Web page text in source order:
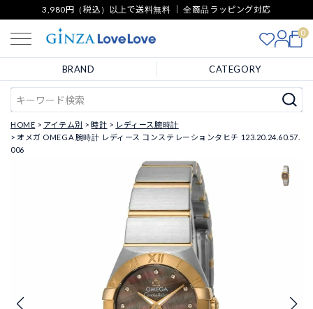
3,980円（税込）以上で送料無料 ｜ 全商品ラッピング対応
0
BRAND CATEGORY
HOME アイテム別 時計
レディース腕時計
オメガ OMEGA 腕時計 レディース コンステレーションタヒチ 123.20.24.60.57.
006